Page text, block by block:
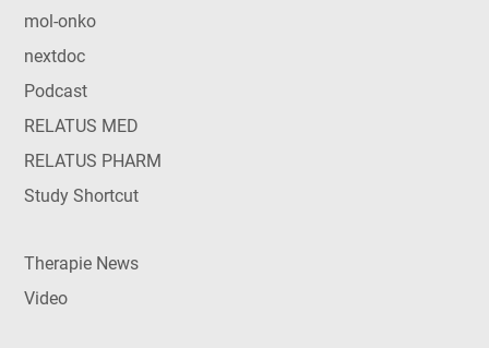
mol-onko
nextdoc
Podcast
RELATUS MED
RELATUS PHARM
Study Shortcut
Therapie News
Video